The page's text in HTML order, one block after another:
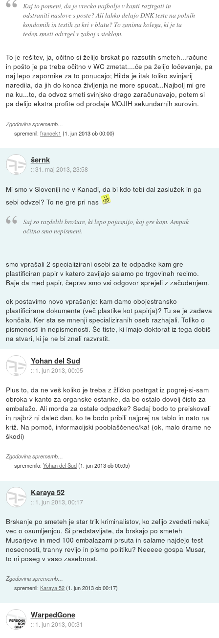
Kaj to pomeni, da je vrecko najbolje v kanti raztrgati in
odstraniti naslove s poste? Ali lahko delajo DNK teste na polnih
kondomih in testih za kri v blatu? To zanima kolega, ki je ta
teden smeti odvrgel v zaboj s steklom.
To je rešitev, ja, očitno si želijo brskat po razsutih smeteh...račune
in pošto je pa treba očitno v WC zmetat....če pa želijo ločevanje, pa
naj lepo zapornike za to ponucajo; Hilda je itak toliko svinjarij
naredila, da jih do konca življenja ne more spucat...Najbolj mi gre
na ku...to, da odvoz smeti svinjsko drago zaračunavajo, potem si
pa delijo ekstra profite od prodaje MOJIH sekundarnih surovin.
Zgodovina sprememb…
spremenil:francek1 (1. jun 2013 ob 00:00)
šernk
::31. maj 2013, 23:58
Mi smo v Sloveniji ne v Kanadi, da bi kdo tebi dal zaslužek in ga
sebi odvzel? To ne gre pri nas
Saj so razdelili brošure, ki lepo pojasnijo, kaj gre kam. Ampak
očitno smo nepismeni.
smo vprašali 2 specializirani osebi za te odpadke kam gre
plastificiran papir v katero zavijajo salamo po trgovinah recimo.
Baje da med papir, čeprav smo vsi odgovor sprejeli z začudenjem.
ok postavimo novo vprašanje: kam damo obojestransko
plastificirane dokumente (več plastike kot papirja)? Tu se je zadeva
končala. Ker sta se mnenji specializiranih oseb razhajali. Toliko o
pismenosti in nepismenosti. Še tiste, ki imajo doktorat iz tega dobiš
na stvari, ki je ne bi znali razvrstit.
Yohan del Sud
:: 1. jun 2013, 00:05
Plus to, da ne veš koliko je treba z žličko postrgat iz pogrej-si-sam
obroka v kanto za organske ostanke, da bo ostalo dovolj čisto za
embalažo. Ali morda za ostale odpadke? Sedaj bodo to preiskovali
in najbrž ni daleč dan, ko te bodo pribili najprej na tablo in nato na
križ. Na pomoč, informacijski pooblaščenec/ka! (ok, malo drame ne
škodi)
Zgodovina sprememb…
spremenilo:Yohan del Sud(1. jun 2013 ob 00:05)
Karaya 52
:: 1. jun 2013, 00:17
Brskanje po smeteh je star trik kriminalistov, ko zelijo zvedeti nekaj
vec o osumljenjcu. Si predstavljate, da brskajo po smeteh
Musarjeve in med 100 embalazami prsuta in salame najdejo test
nosecnosti, tranny revijo in pismo politiku? Neeeee gospa Musar,
to ni poseg v vaso zasebnost.
Zgodovina sprememb…
spremenil: Karaya 52(1. jun 2013 ob 00:17)
WarpedGone
:: 1. jun 2013, 00:31